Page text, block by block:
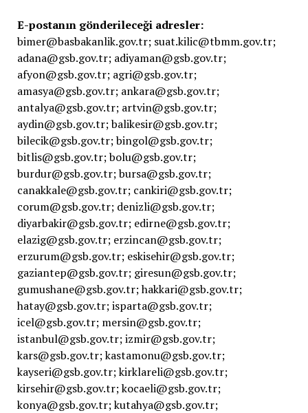
E-postanın gönderileceği adresler:
bimer@basbakanlik.gov.tr; suat.kilic@tbmm.gov.tr;
adana@gsb.gov.tr; adiyaman@gsb.gov.tr;
afyon@gsb.gov.tr; agri@gsb.gov.tr;
amasya@gsb.gov.tr; ankara@gsb.gov.tr;
antalya@gsb.gov.tr; artvin@gsb.gov.tr;
aydin@gsb.gov.tr; balikesir@gsb.gov.tr;
bilecik@gsb.gov.tr; bingol@gsb.gov.tr;
bitlis@gsb.gov.tr; bolu@gsb.gov.tr;
burdur@gsb.gov.tr; bursa@gsb.gov.tr;
canakkale@gsb.gov.tr; cankiri@gsb.gov.tr;
corum@gsb.gov.tr; denizli@gsb.gov.tr;
diyarbakir@gsb.gov.tr; edirne@gsb.gov.tr;
elazig@gsb.gov.tr; erzincan@gsb.gov.tr;
erzurum@gsb.gov.tr; eskisehir@gsb.gov.tr;
gaziantep@gsb.gov.tr; giresun@gsb.gov.tr;
gumushane@gsb.gov.tr; hakkari@gsb.gov.tr;
hatay@gsb.gov.tr; isparta@gsb.gov.tr;
icel@gsb.gov.tr; mersin@gsb.gov.tr;
istanbul@gsb.gov.tr; izmir@gsb.gov.tr;
kars@gsb.gov.tr; kastamonu@gsb.gov.tr;
kayseri@gsb.gov.tr; kirklareli@gsb.gov.tr;
kirsehir@gsb.gov.tr; kocaeli@gsb.gov.tr;
konya@gsb.gov.tr; kutahya@gsb.gov.tr;